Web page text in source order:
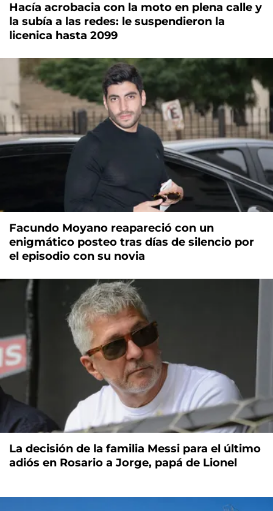
Hacía acrobacia con la moto en plena calle y
la subía a las redes: le suspendieron la
licenica hasta 2099
Facundo Moyano reapareció con un
enigmático posteo tras días de silencio por
el episodio con su novia
La decisión de la familia Messi para el último
adiós en Rosario a Jorge, papá de Lionel